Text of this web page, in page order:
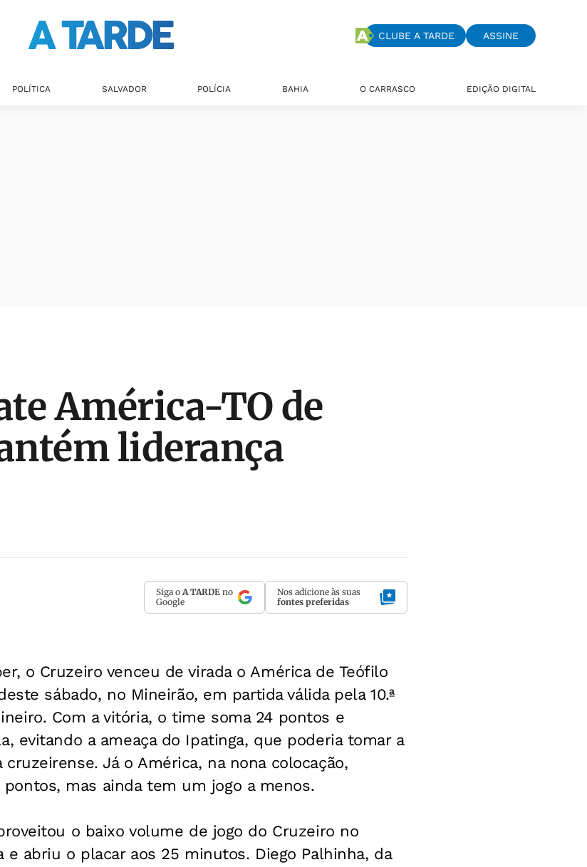
CLUBE A TARDE ASSINE
POLÍTICA SALVADOR POLÍCIA BAHIA O CARRASCO EDIÇÃO DIGITAL
América-TO de
liderança
Siga o A TARDE no
Google
Nos adicione às suas
fontes preferidas
o Cruzeiro venceu de virada o América de Teófilo
sábado, no Mineirão, em partida válida pela 10.ª
Com a vitória, o time soma 24 pontos e
evitando a ameaça do Ipatinga, que poderia tomar a
Já o América, na nona colocação,
mas ainda tem um jogo a menos.
o baixo volume de jogo do Cruzeiro no
abriu o placar aos 25 minutos. Diego Palhinha, da